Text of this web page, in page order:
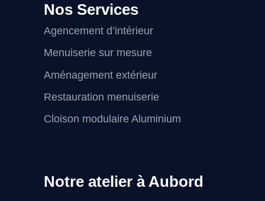
Nos Services
Agencement d’intérieur
Menuiserie sur mesure
Aménagement extérieur
Restauration menuiserie
Cloison modulaire Aluminium
Notre atelier à Aubord